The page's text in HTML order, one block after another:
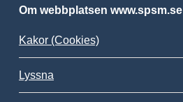
Om webbplatsen www.spsm.se
Kakor (Cookies)
Lyssna